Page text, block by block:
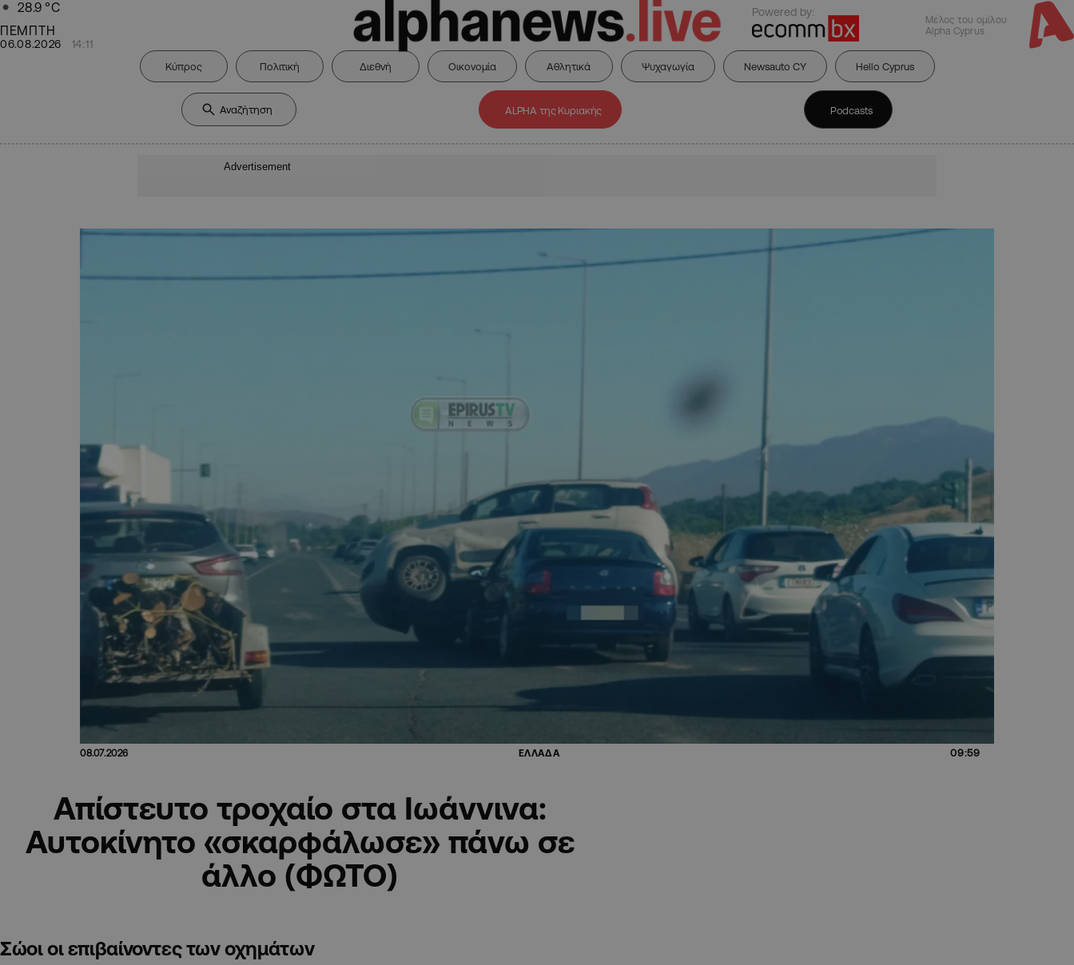
28.9 °C
ΠΕΜΠΤΗ
06.08.2026 14:11
Powered by:
Μέλος του ομίλου
Alpha Cyprus
Κύπρος Πολιτική Διεθνή Οικονομία Αθλητικά Ψυχαγωγία Newsauto CY Hello Cyprus
ALPHA της Κυριακής Podcasts
Advertisement
08.07.2026 ΕΛΛΑΔΑ 09:59
Απίστευτο τροχαίο στα Ιωάννινα:
Αυτοκίνητο «σκαρφάλωσε» πάνω σε
άλλο (ΦΩΤΟ)
Σώοι οι επιβαίνοντες των οχημάτων